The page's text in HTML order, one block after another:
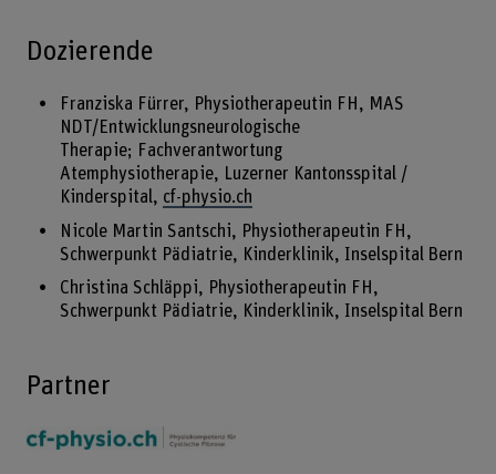
Dozierende
Franziska Fürrer, Physiotherapeutin FH, MAS
NDT/Entwicklungsneurologische
Therapie; Fachverantwortung
Atemphysiotherapie, Luzerner Kantonsspital /
Kinderspital, cf-physio.ch
Nicole Martin Santschi, Physiotherapeutin FH,
Schwerpunkt Pädiatrie, Kinderklinik, Inselspital Bern
Christina Schläppi, Physiotherapeutin FH,
Schwerpunkt Pädiatrie, Kinderklinik, Inselspital Bern
Partner